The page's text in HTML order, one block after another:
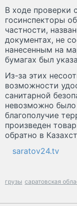
В ходе проверки
госинспекторы
частности,
документах, не
нанесенным на
бумагах был
Из-за этих
возможности
санитарной
невозможно было
благополучие
произведен
обратно в
saratov24.tv
грузы саратовская